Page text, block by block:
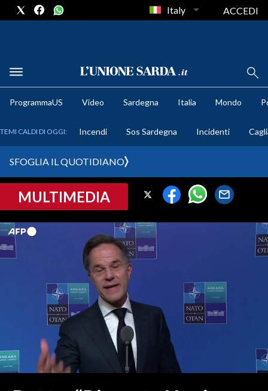
METEO
CRONACA SARDEGNA
PROVINCIA DI CAGLIARI
SULCIS IGLESIENTE
MEDIO CAMPIDANO
ORISTANO E PROVINCIA
SASSARI E PROVINCIA
NUORO E PROVINCIA
OGLIASTRA
Italy ACCEDI
ProgrammaUS Video Sardegna Italia Mondo
TEMI CALDI DI OGGI: Incendi Sos Sardegna Incidenti
SFOGLIA IL QUOTIDIANO
MULTIMEDIA